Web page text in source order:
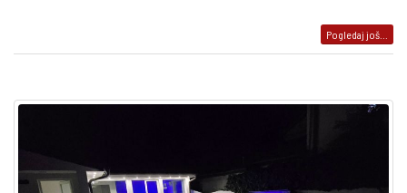
Pogledaj još...